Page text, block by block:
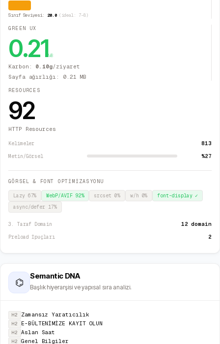
Sınıf Seviyesi: 20.0(ideal: 7–8)
GREEN UX
0.21MB
Karbon: 0.10g/ziyaret
Sayfa ağırlığı: 0.21 MB
RESOURCES
92
HTTP Resources
Kelimeler 813
Metin/Görsel %27
GÖRSEL & FONT OPTİMİZASYONU
Lazy 67% WebP/AVIF 92% srcset 0% w/h 0% font-display✓
async/defer 17%
3. Taraf Domain 12 domain
Preload İpuçları 2
⌬
Semantic DNA
Başlık hiyerarşisi ve yapısal sıra analizi.
H2 Zamansız Yaratıcılık
H2 E-BÜLTENİMİZE KAYIT OLUN
H2 Aslan Saat
H2 Genel Bilgiler